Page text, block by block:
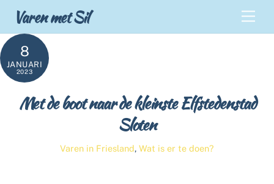
content
Varen met Sil
8
JANUARI
2023
Met de boot naar de kleinste Elfstedenstad
Sloten
Varen in Friesland, Wat is er te doen?